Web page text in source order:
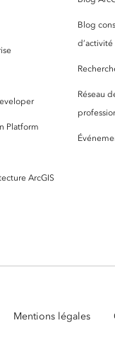
Platform
ArcGIS
Blog
d’activité
Réseau
Mentions légales